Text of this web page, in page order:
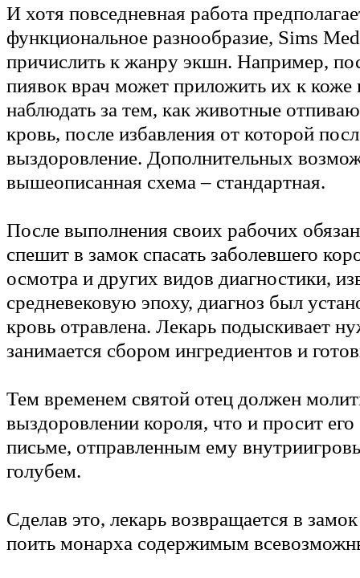
И хотя повседневная работа
функциональное разнообразие, Sims
причислить к жанру экшн. Например,
пиявок врач может приложить их к коже
наблюдать за тем, как животные
кровь, после избавления от которой
выздоровление. Дополнительных
вышеописанная схема – стандартная.
После выполнения своих рабочих
спешит в замок спасать заболевшего
осмотра и других видов диагностики,
средневековую эпоху, диагноз был
кровь отравлена. Лекарь подыскивает
занимается сбором ингредиентов и
Тем временем святой отец должен
выздоровлении короля, что и просит его
письме, отправленным ему
голубем.
Сделав это, лекарь возвращается в
поить монарха содержимым